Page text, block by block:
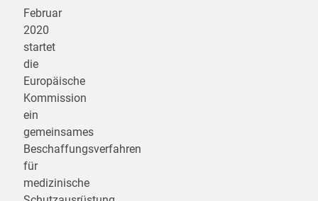
Februar
2020
startet
die
Europäische
Kommission
ein
gemeinsames
Beschaffungsverfahren
für
medizinische